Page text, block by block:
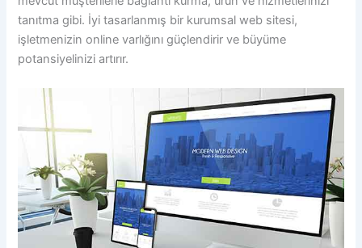
tanıtma gibi. İyi tasarlanmış bir kurumsal web sitesi,
işletmenizin online varlığını güçlendirir ve büyüme
potansiyelinizi artırır.